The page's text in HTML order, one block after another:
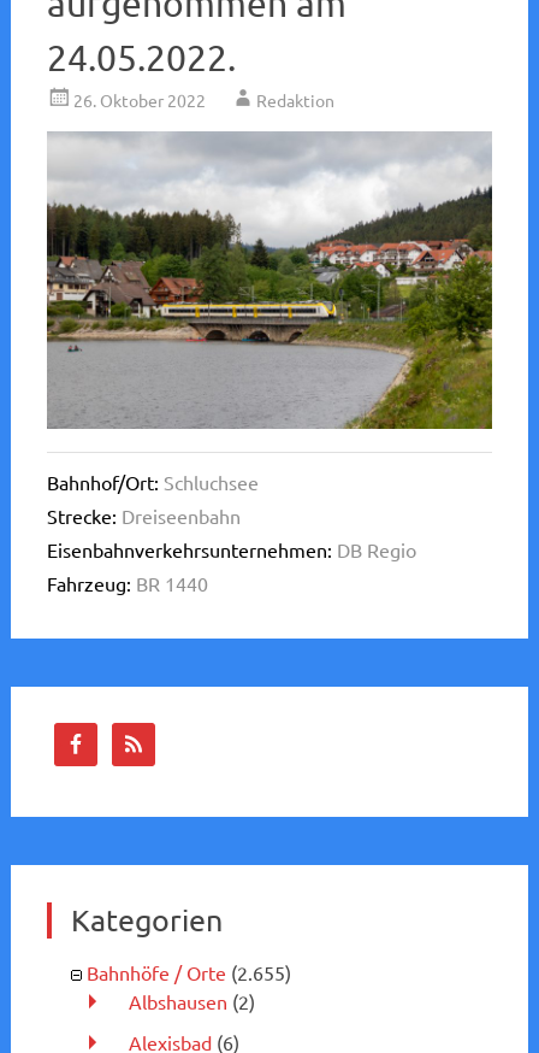
24.05.2022.
26. Oktober 2022 Redaktion
Bahnhof/Ort: Schluchsee
Strecke: Dreiseenbahn
Eisenbahnverkehrsunternehmen: DB Regio
Fahrzeug: BR 1440
Kategorien
Bahnhöfe / Orte (2.655)
Albshausen (2)
Alexisbad(6)